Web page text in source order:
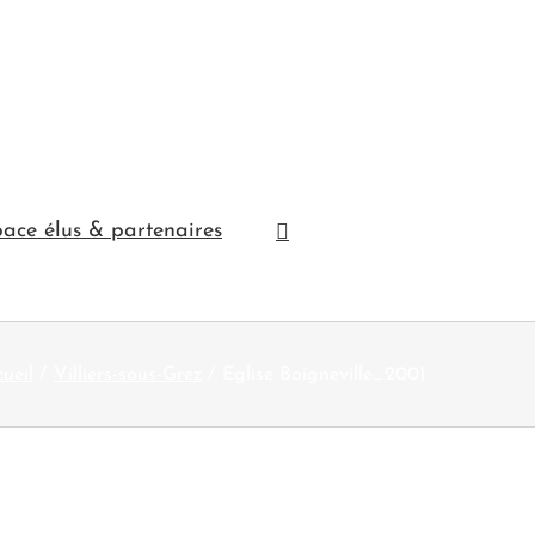
élus & partenaires